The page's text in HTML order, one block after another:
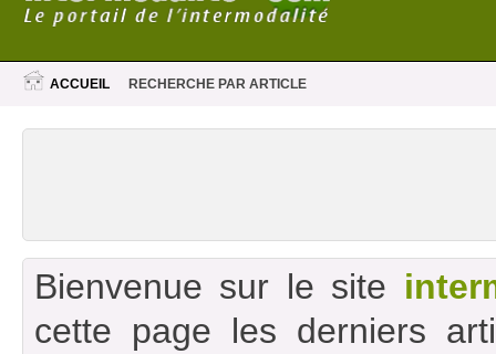
ACCUEIL RECHERCHE PAR ARTICLE
Bienvenue sur le site
cette page les derniers